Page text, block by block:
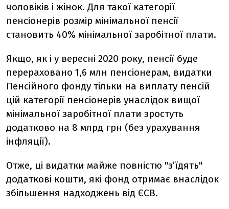
чоловіків і жінок. Для такої категорії
пенсіонерів розмір мінімальної пенсії
становить 40% мінімальної заробітної плати.
Якщо, як і у вересні 2020 року, пенсії буде
перераховано 1,6 млн пенсіонерам, видатки
Пенсійного фонду тільки на виплату пенсій
цій категорії пенсіонерів унаслідок вищої
мінімальної заробітної плати зростуть
додатково на 8 млрд грн (без урахування
інфляції).
Отже, ці видатки майже повністю "з’їдять"
додаткові кошти, які фонд отримає внаслідок
збільшення надходжень від ЄСВ.